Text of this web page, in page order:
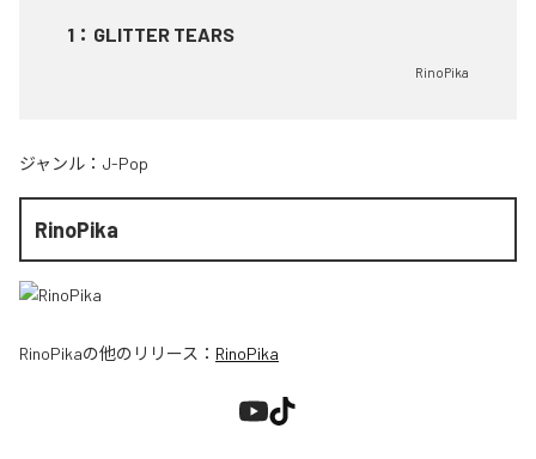
1 ： GLITTER TEARS
RinoPika
ジャンル： J-Pop
RinoPika
RinoPikaの他のリリース： RinoPika